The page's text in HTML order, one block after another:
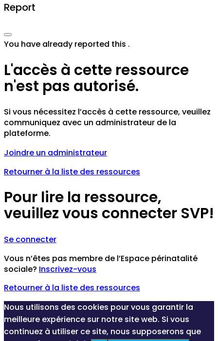
Report
You have already reported this .
L'accès à cette ressource
n'est pas autorisé.
Si vous nécessitez l’accès à cette ressource, veuillez
communiquez avec un administrateur de la
plateforme.
Joindre un administrateur
Retourner à la liste des ressources
Pour lire la ressource,
veuillez vous connecter SVP!
Se connecter
Vous n’êtes pas membre de l’Espace périnatalité
sociale? Inscrivez-vous
Retourner à la liste des ressources
Nous utilisons des cookies pour vous garantir la
meilleure expérience sur notre site web. Si vous
continuez à utiliser ce site, nous supposerons que